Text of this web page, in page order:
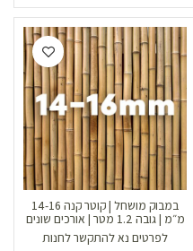
במבוק מושחל | קוטר קנה 14-16
מ״מ | גובה 1.2 מטר | אורכים שונים
לפרטים נא להתקשר לחנות